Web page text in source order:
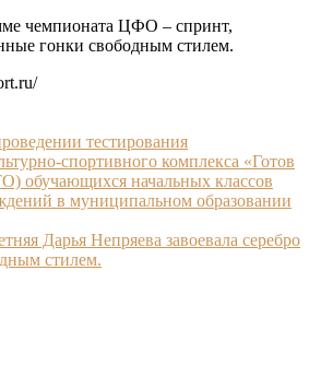
чемпионата ЦФО – спринт,
гонки свободным стилем.
тестирования
спортивного комплекса «Готов
обучающихся начальных классов
в муниципальном образовании
Дарья Непряева завоевала серебро
стилем.